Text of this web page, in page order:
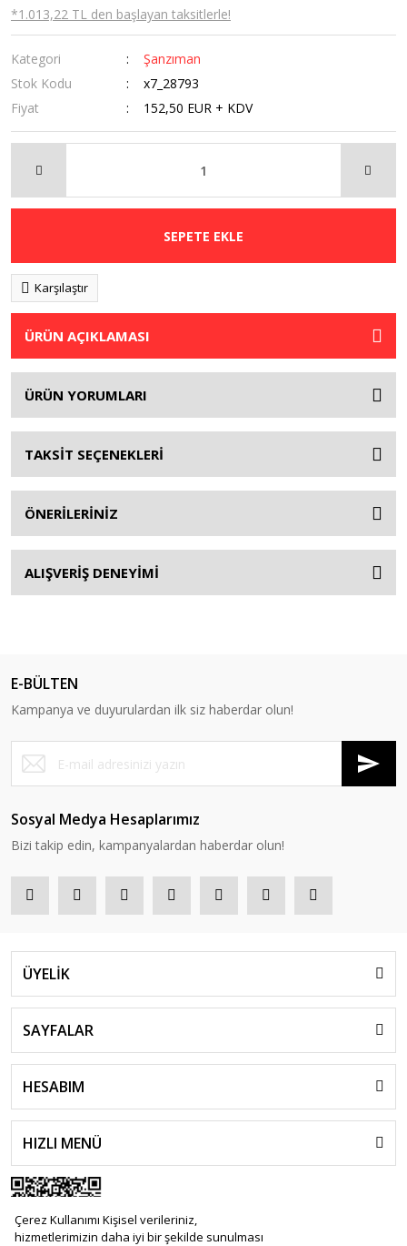
Çerez Kullanımı Kişisel verileriniz,
hizmetlerimizin daha iyi bir şekilde sunulması
*1.013,22 TL den başlayan taksitlerle!
Kategori
Şanzıman
Stok Kodu
x7_28793
Fiyat
152,50 EUR + KDV
SEPETE EKLE
Karşılaştır
ÜRÜN AÇIKLAMASI
ÜRÜN YORUMLARI
TAKSİT SEÇENEKLERİ
ÖNERİLERİNİZ
ALIŞVERİŞ DENEYİMİ
E-BÜLTEN
Kampanya ve duyurulardan ilk siz haberdar olun!
Sosyal Medya Hesaplarımız
Bizi takip edin, kampanyalardan haberdar olun!
ÜYELİK
SAYFALAR
HESABIM
HIZLI MENÜ